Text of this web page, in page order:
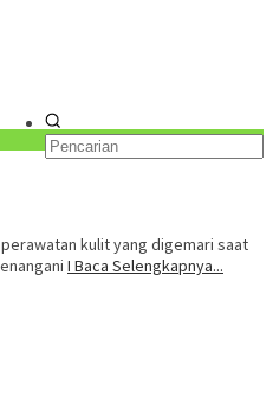
kulit yang digemari saat
I Baca Selengkapnya...